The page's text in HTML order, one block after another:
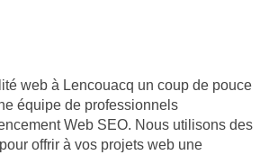
web à Lencouacq un coup de pouce
équipe de professionnels
Web SEO. Nous utilisons des
offrir à vos projets web une